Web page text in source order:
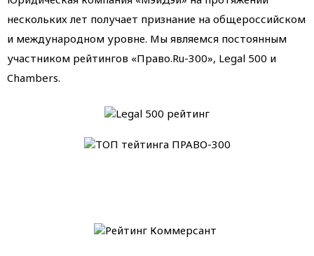
нескольких лет получает признание на общероссийском
и международном уровне. Мы являемся постоянным
участником рейтингов «Право.Ru-300», Legal 500 и
Chambers.